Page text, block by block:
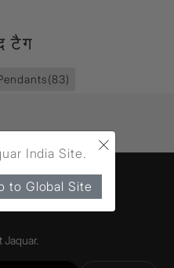
टैग
(83)
×
India Site.
to Global Site